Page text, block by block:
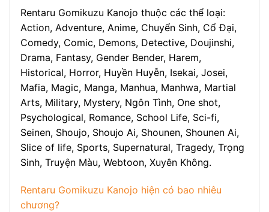
Rentaru Gomikuzu Kanojo thuộc các thể loại:
Action, Adventure, Anime, Chuyển Sinh, Cổ Đại,
Comedy, Comic, Demons, Detective, Doujinshi,
Drama, Fantasy, Gender Bender, Harem,
Historical, Horror, Huyền Huyễn, Isekai, Josei,
Mafia, Magic, Manga, Manhua, Manhwa, Martial
Arts, Military, Mystery, Ngôn Tình, One shot,
Psychological, Romance, School Life, Sci-fi,
Seinen, Shoujo, Shoujo Ai, Shounen, Shounen Ai,
Slice of life, Sports, Supernatural, Tragedy, Trọng
Sinh, Truyện Màu, Webtoon, Xuyên Không.
Rentaru Gomikuzu Kanojo hiện có bao nhiêu
chương?